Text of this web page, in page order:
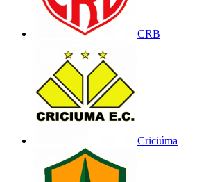
CRB
Criciúma